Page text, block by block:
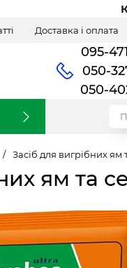
Доставка і оплата
095-
050-
050-
/ Засіб для вигрібних ям
ям та